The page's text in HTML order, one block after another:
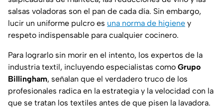
salsas voladoras son el pan de cada día. Sin embargo,
lucir un uniforme pulcro es una norma de higiene y
respeto indispensable para cualquier cocinero.
Para lograrlo sin morir en el intento, los expertos de la
industria textil, incluyendo especialistas como Grupo
Billingham, señalan que el verdadero truco de los
profesionales radica en la estrategia y la velocidad con la
que se tratan los textiles antes de que pisen la lavadora.